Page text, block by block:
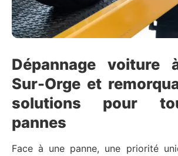
Dépannage voiture
Sur-Orge et
solutions pour
pannes
Face à une panne, une priorité